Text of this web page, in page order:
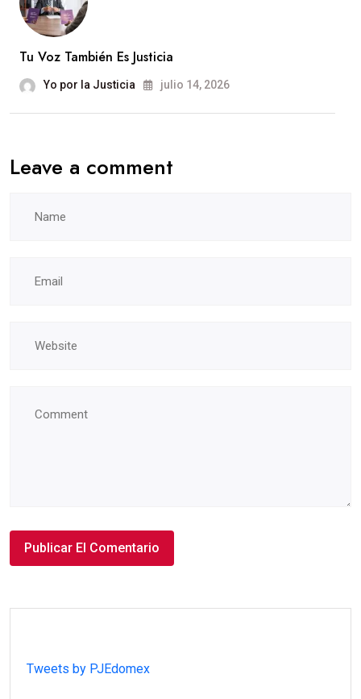
Tu Voz También Es Justicia
Yo por la Justicia julio 14, 2026
Leave a comment
Tweets by PJEdomex